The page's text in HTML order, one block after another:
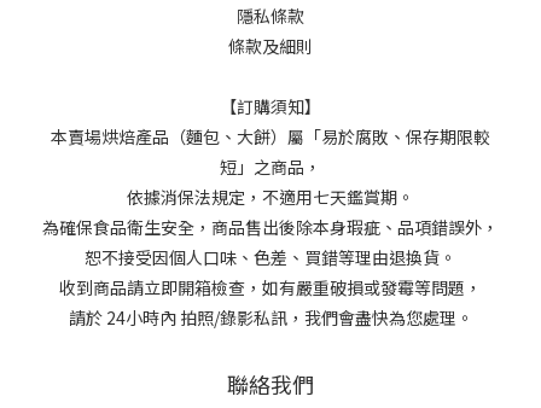
隱私條款
條款及細則
【訂購須知】
本賣場烘焙產品（麵包、大餅）屬「易於腐敗、保存期限較
短」之商品，
依據消保法規定，不適用七天鑑賞期。
為確保食品衛生安全，商品售出後除本身瑕疵、品項錯誤外，
恕不接受因個人口味、色差、買錯等理由退換貨。
收到商品請立即開箱檢查，如有嚴重破損或發霉等問題，
請於 24小時內 拍照/錄影私訊，我們會盡快為您處理。
聯絡我們